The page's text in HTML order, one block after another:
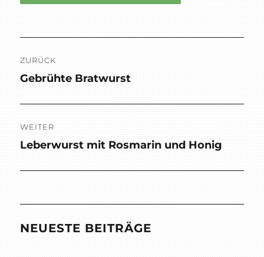
ZURÜCK
Vorheriger
Gebrühte Bratwurst
WEITER
Nächster
Leberwurst mit Rosmarin und Honig
NEUESTE BEITRÄGE